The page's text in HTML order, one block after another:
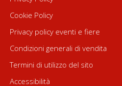
Cookie Policy
Privacy policy eventi e fiere
Condizioni generali di vendita
Termini di utilizzo del sito
Accessibilità